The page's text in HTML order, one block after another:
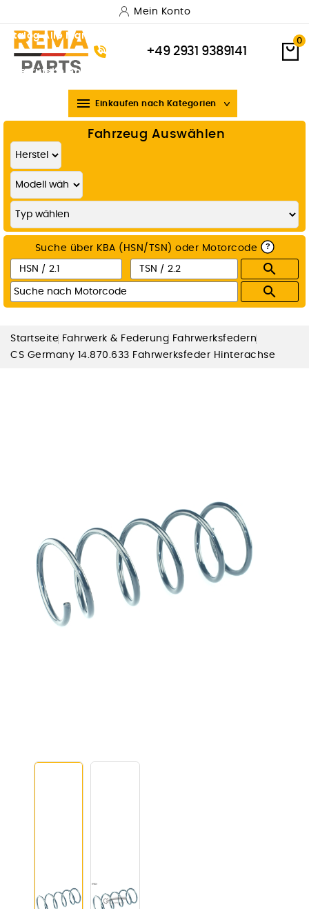
Mein Konto
+49 2931 9389141
0
Fahrzeug Auswählen
Suche über KBA (HSN/TSN) oder Motorcode ?


 Einkaufen nach Kategorien
Katalog Alle Marken
Widerrufsbelehrung
Startseite Fahrwerk & Federung Fahrwerksfedern
CS Germany 14.870.633 Fahrwerksfeder Hinterachse